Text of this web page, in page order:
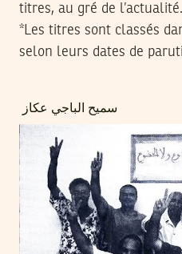
titres, au gré de l’actualité.
*Les titres sont classés
selon leurs dates de
سميح الباجي عكاز